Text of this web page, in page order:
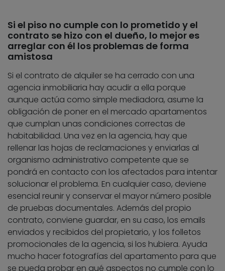
Si el piso no cumple con lo prometido y el
contrato se hizo con el dueño, lo mejor es
arreglar con él los problemas de forma
amistosa
Si el contrato de alquiler se ha cerrado con una
agencia inmobiliaria hay acudir a ella porque
aunque actúa como simple mediadora, asume la
obligación de poner en el mercado apartamentos
que cumplan unas condiciones correctas de
habitabilidad. Una vez en la agencia, hay que
rellenar las hojas de reclamaciones y enviarlas al
organismo administrativo competente que se
pondrá en contacto con los afectados para intentar
solucionar el problema. En cualquier caso, deviene
esencial reunir y conservar el mayor número posible
de pruebas documentales. Además del propio
contrato, conviene guardar, en su caso, los emails
enviados y recibidos del propietario, y los folletos
promocionales de la agencia, si los hubiera. Ayuda
mucho hacer fotografías del apartamento para que
se pueda probar en qué aspectos no cumple con lo